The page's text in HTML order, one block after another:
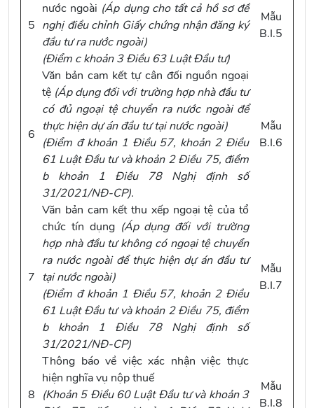
5
nước ngoài (Áp dụng cho tất cả hồ sơ đề
nghị điều chỉnh Giấy chứng nhận đăng ký
đầu tư ra nước ngoài)
(Điểm c khoản 3 Điều 63 Luật Đầu tư)
Mẫu
B.I.5
6
Văn bản cam kết tự cân đối nguồn ngoại
tệ (Ápdụng đối với trường hợp nhà đầu tư
cóđủngoại tệchuyển ra nước ngoàiđể
thực hiện dự án đầu tưtại nước ngoài)
(Điểm đ khoản 1 Điều 57, khoản 2 Điều
61 Luật Đầu tưvàkhoản 2 Điều 75, điểm
b khoản 1 Điều 78 Nghị định số
31/2021/NĐ-CP).
Mẫu
B.I.6
7
Văn bản cam kết thu xếp ngoại tệ của tổ
chức tín dụng (Ápdụng đối với trường
hợp nhà đầu tư không có ngoại tệ chuyển
ra nước ngoài để thực hiện dự án đầu tư
tại nước ngoài)
(Điểm đ khoản 1 Điều 57, khoản 2 Điều
61 Luật Đầu tưvàkhoản 2 Điều 75, điểm
b khoản 1 Điều 78 Nghị định số
31/2021/NĐ-CP)
Mẫu
B.I.7
8
Thông báo về việc xác nhận việc thực
hiện nghĩa vụ nộp thuế
(Khoản 5 Điều 60 Luật Đầu tưvà khoản 3
Mẫu
B.I.8